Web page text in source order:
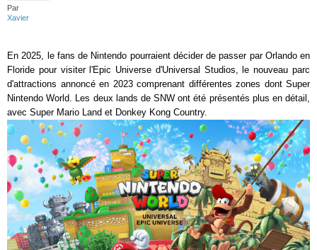
Par
Xavier
En 2025, le fans de Nintendo pourraient décider de passer par Orlando en
Floride pour visiter l'Epic Universe d'Universal Studios, le nouveau parc
d'attractions annoncé en 2023 comprenant différentes zones dont Super
Nintendo World. Les deux lands de SNW ont été présentés plus en détail,
avec Super Mario Land et Donkey Kong Country.